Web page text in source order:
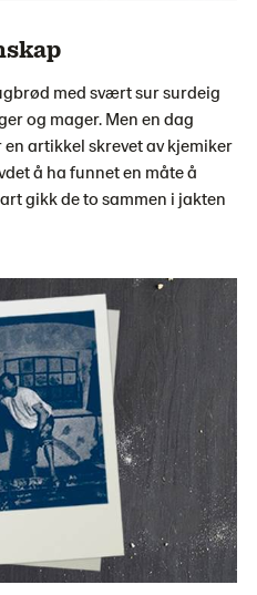
med svært sur surdeig
og mager. Men en dag
artikkel skrevet av kjemiker
å ha funnet en måte å
gikk de to sammen i jakten